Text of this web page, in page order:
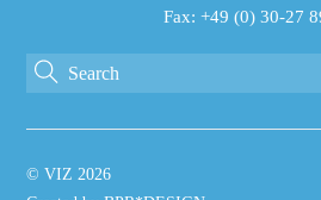
Fax: +49 (0) 30-27
©VIZ 2026